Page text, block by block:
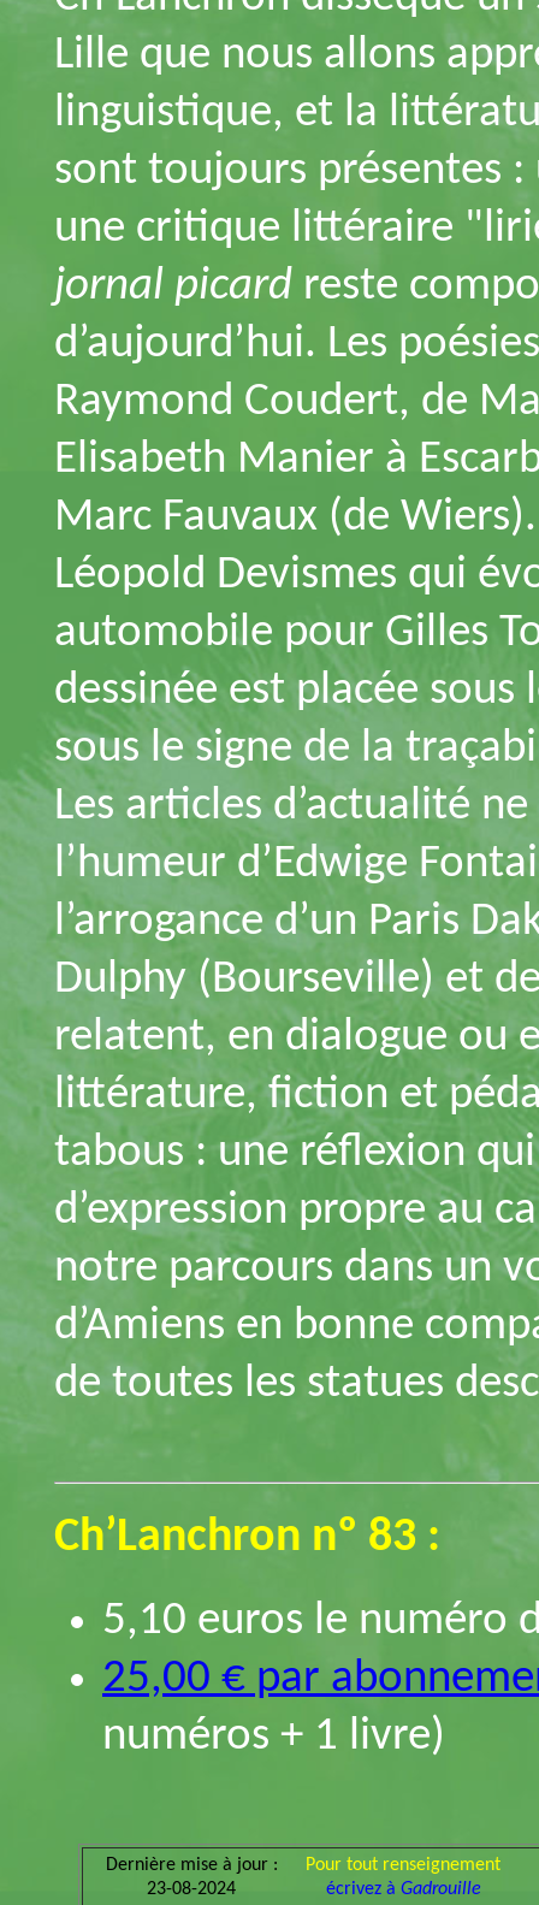
Lille que nous allons
linguistique, et la
sont toujours présentes
une critique littéraire
jornal picard reste
d’aujourd’hui. Les
Raymond Coudert, de
Elisabeth Manier à
Marc Fauvaux (de
Léopold Devismes qui
automobile pour Gilles
dessinée est placée
sous le signe de la
Les articles d’actualité
l’humeur d’Edwige
l’arrogance d’un Paris
Dulphy (Bourseville) et
relatent, en dialogue ou
littérature, fiction et
tabous : une réflexion
d’expression propre au
notre parcours dans un
d’Amiens en bonne
de toutes les statues
Ch’Lanchron nº 83 :
5,10 euros le numéro
25,00 € par
numéros + 1 livre)
Dernière mise à jour :
23-08-2024
Pour tout renseignement
écrivez à Gadrouille